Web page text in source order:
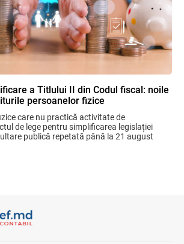
trecerii la euro ca monedă de
06.08.2026 BNM
Gala Financiară 2026 – solicitare de
a candidaților
03.08.2026 Ministerul Finanțelor
04.08.2026
a Titlului II din Codul fiscal: noile
persoanelor fizice
care nu practică activitate de
de lege pentru simplificarea legislației
publică repetată până la 21 august